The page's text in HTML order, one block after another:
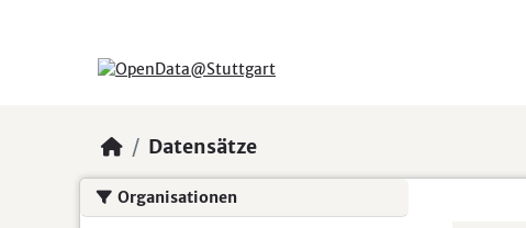
Datensätze
Organisationen